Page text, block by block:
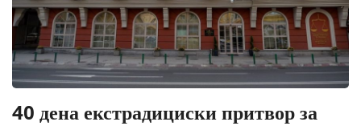
40 дена екстрадициски притвор за